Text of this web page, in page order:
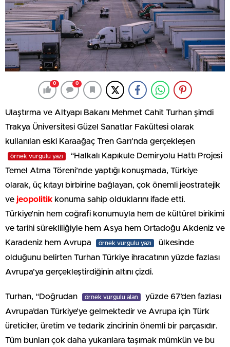
0 0
Ulaştırma ve Altyapı Bakanı Mehmet Cahit Turhan şimdi
Trakya Üniversitesi Güzel Sanatlar Fakültesi olarak
kullanılan eski Karaağaç Tren Garı’nda gerçekleşen
örnek vurgulu yazı
“Halkalı Kapıkule Demiryolu Hattı Projesi
Temel Atma Töreni’nde yaptığı konuşmada, Türkiye
olarak, üç kıtayı birbirine bağlayan, çok önemli jeostratejik
ve jeopolitik konuma sahip olduklarını ifade etti.
Türkiye’nin hem coğrafi konumuyla hem de kültürel birikimi
ve tarihi sürekliliğiyle hem Asya hem Ortadoğu Akdeniz ve
Karadeniz hem Avrupa
örnek vurgulu yazı
ülkesinde
olduğunu belirten Turhan Türkiye ihracatının yüzde fazlası
Avrupa’ya gerçekleştirdiğinin altını çizdi.
Turhan, “Doğrudan örnek vurgulu alan
yüzde 67’den fazlası
Avrupa’dan Türkiye’ye gelmektedir ve Avrupa için Türk
üreticiler, üretim ve tedarik zincirinin önemli bir parçasıdır.
Tüm bunları çok daha yukarılara taşımak mümkün ve bu